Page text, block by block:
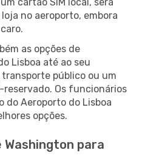
no aeroporto, embora
as opções de
Lisboa até ao seu
público ou um
Os funcionários
do Aeroporto do Lisboa
opções.
Washington para